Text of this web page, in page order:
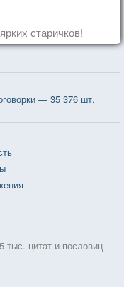
старичков!
— 35 376 шт.
тыс. цитат и пословиц